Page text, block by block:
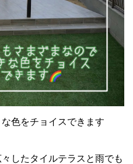
色をチョイスできます
したタイルテラスと雨でも